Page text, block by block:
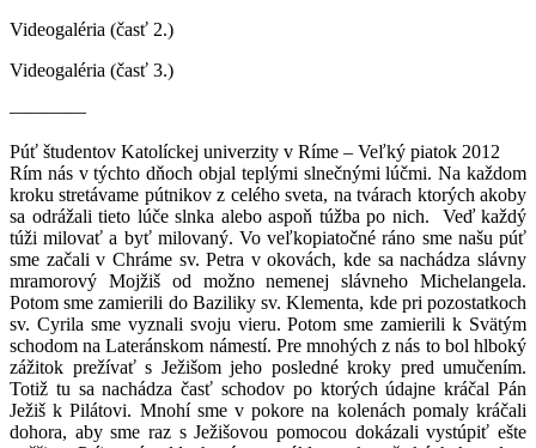
Videogaléria (časť 2.)
Videogaléria (časť 3.)
————
Púť študentov Katolíckej univerzity v Ríme – Veľký piatok 2012
Rím nás v týchto dňoch objal teplými slnečnými lúčmi. Na každom
kroku stretávame pútnikov z celého sveta, na tvárach ktorých akoby
sa odrážali tieto lúče slnka alebo aspoň túžba po nich. Veď každý
túži milovať a byť milovaný. Vo veľkopiatočné ráno sme našu púť
sme začali v Chráme sv. Petra v okovách, kde sa nachádza slávny
mramorový Mojžiš od možno nemenej slávneho Michelangela.
Potom sme zamierili do Baziliky sv. Klementa, kde pri pozostatkoch
sv. Cyrila sme vyznali svoju vieru. Potom sme zamierili k Svätým
schodom na Lateránskom námestí. Pre mnohých z nás to bol hlboký
zážitok prežívať s Ježišom jeho posledné kroky pred umučením.
Totiž tu sa nachádza časť schodov po ktorých údajne kráčal Pán
Ježiš k Pilátovi. Mnohí sme v pokore na kolenách pomaly kráčali
dohora, aby sme raz s Ježišovou pomocou dokázali vystúpiť ešte